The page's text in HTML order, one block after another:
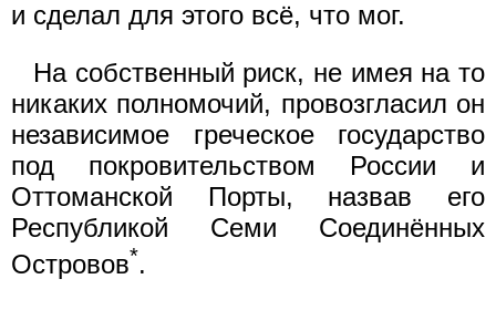
и сделал для этого всё, что мог.
На собственный риск, не имея на то
никаких полномочий, провозгласил он
независимое греческое государство
под покровительством России и
Оттоманской Порты, назвав его
Республикой Семи Соединённых
Островов*.